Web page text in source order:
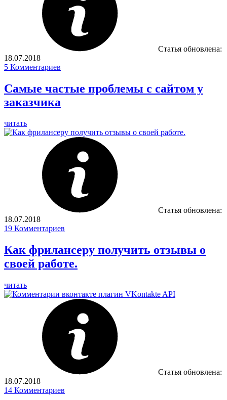
Статья обновлена:
18.07.2018
5 Комментариев
Самые частые проблемы с сайтом у
заказчика
читать
Статья обновлена:
18.07.2018
19 Комментариев
Как фрилансеру получить отзывы о
своей работе.
читать
Статья обновлена:
18.07.2018
14 Комментариев